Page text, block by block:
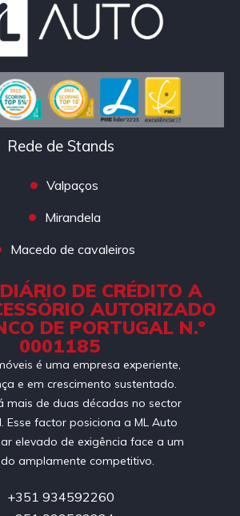
Rede de Stands
Valpaços
Mirandela
Macedo de cavaleiros
DE CRÉDITO A
AUTORIZADO
DE PORTUGAL N.º
0001185
é uma empresa experiente,
e em crescimento sustentado.
mais de duas décadas no sector
Esse factor posiciona a ML Auto
elevado de exigência face a um
amplamente competitivo.
+351 934592260